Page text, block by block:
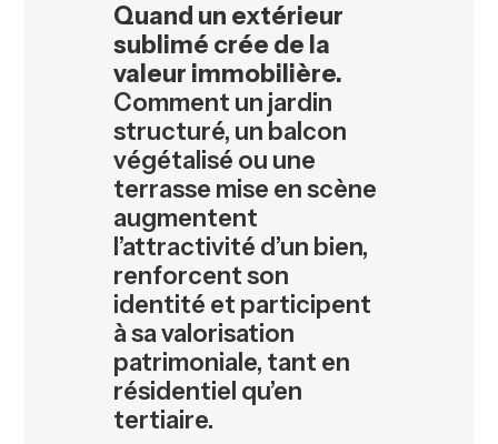
Quand un extérieur
sublimé crée de la
valeur immobilière.
Comment un jardin
structuré, un balcon
végétalisé ou une
terrasse mise en scène
augmentent
l’attractivité d’un bien,
renforcent son
identité et participent
à sa valorisation
patrimoniale, tant en
résidentiel qu’en
tertiaire.